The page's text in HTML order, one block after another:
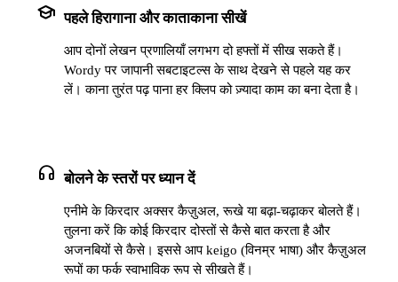
school पहले हिरागाना और काताकाना सीखें
आप दोनों लेखन प्रणालियाँ लगभग दो हफ्तों में सीख सकते हैं।
Wordy पर जापानी सबटाइटल्स के साथ देखने से पहले यह कर
लें। काना तुरंत पढ़ पाना हर क्लिप को ज़्यादा काम का बना देता है।
headphones बोलने के स्तरों पर ध्यान दें
एनीमे के किरदार अक्सर कैज़ुअल, रूखे या बढ़ा-चढ़ाकर बोलते हैं।
तुलना करें कि कोई किरदार दोस्तों से कैसे बात करता है और
अजनबियों से कैसे। इससे आप keigo (विनम्र भाषा) और कैज़ुअल
रूपों का फर्क स्वाभाविक रूप से सीखते हैं।